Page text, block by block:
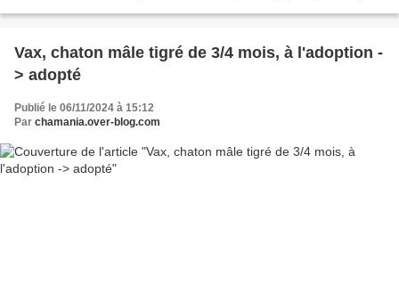
Vax, chaton mâle tigré de 3/4 mois, à l'adoption -
> adopté
Publié le 06/11/2024 à 15:12
Par chamania.over-blog.com